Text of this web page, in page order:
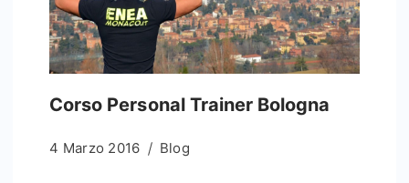
Corso Personal Trainer Bologna
4 Marzo 2016 Blog